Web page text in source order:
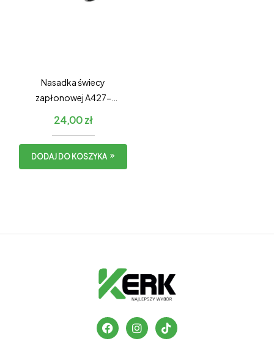
Nasadka świecy
zapłonowej A427-
24,00zł
DODAJ DO KOSZYKA